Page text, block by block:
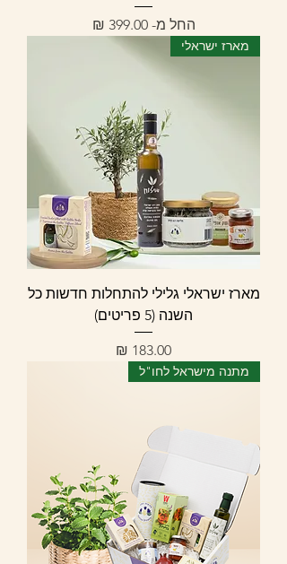
החל מ-
‏399.00 ‏₪
מחיר מבצע
מארז ישראלי
מארז ישראלי גלילי להתחלות חדשות כל
השנה (5 פריטים)
מחיר
מתנה מישראל לחו"ל